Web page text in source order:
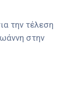
την τέλεση
στην